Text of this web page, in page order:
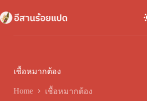
to
content
เชื้อหมากต้อง
Home เชื้อหมากต้อง